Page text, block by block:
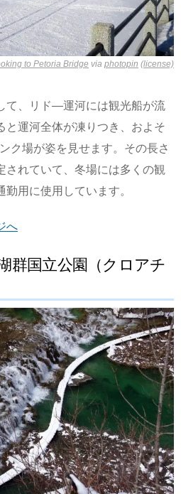
to Petoria Bridge via photopin (license)
て、リド―運河には観光船が流
と運河全体が凍りつき、およそ
ク場が姿を見せます。その長さ
されていて、冬場には多くの観
用に使用しています。
へ
群国立公園（クロアチ